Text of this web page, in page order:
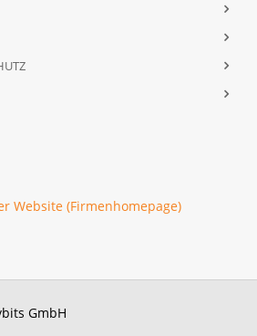
Website (Firmenhomepage)
GmbH